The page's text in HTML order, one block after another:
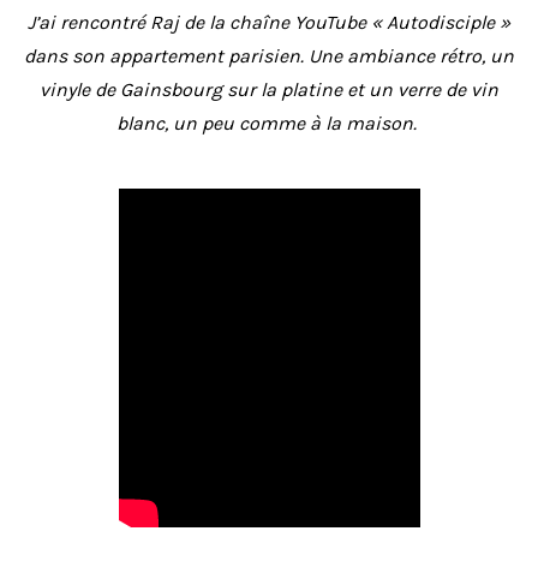
J’ai rencontré Raj de la chaîne YouTube « Autodisciple »
dans son appartement parisien. Une ambiance rétro, un
vinyle de Gainsbourg sur la platine et un verre de vin
blanc, un peu comme à la maison.